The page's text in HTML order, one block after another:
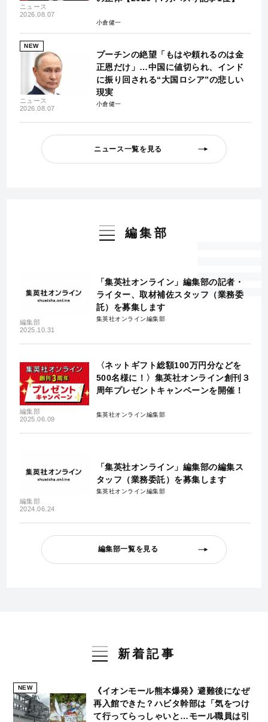
ニュース
2026.08.07
小倉健一
NEW
ニュース
2026.08.07
プーチンの絶望「もはや頼れるのは金
正恩だけ」…中国に値切られ、インド
に振り回される“大国ロシア”の悲しい
現実
小倉健一
ニュース一覧を見る
編集部
編集部
2025.10.31
「集英社オンライン」編集部の記者・
ライター、取材補佐スタッフ（業務委
託）を募集します
集英社オンライン編集部
編集部
2025.06.09
〈ネットギフト総額100万円分などを
500名様に！〉集英社オンライン創刊３
周年プレゼントキャンペーンを開催！
集英社オンライン編集部
編集部
2024.06.24
「集英社オンライン」編集部の編集ス
タッフ（業務委託）を募集します
集英社オンライン編集部
編集部一覧を見る
新着記事
NEW
《イオンモール熊本爆発》避難後になぜ
再入館できた？ハビタ幹部は「気をつけ
て行ってらっしゃいと…モール職員は引